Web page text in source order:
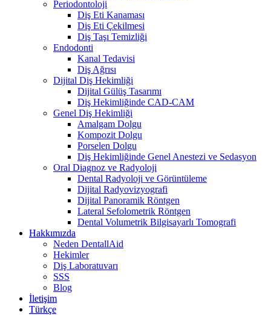
Periodontoloji
Diş Eti Kanaması
Diş Eti Çekilmesi
Diş Taşı Temizliği
Endodonti
Kanal Tedavisi
Diş Ağrısı
Dijital Diş Hekimliği
Dijital Gülüş Tasarımı
Diş Hekimliğinde CAD-CAM
Genel Diş Hekimliği
Amalgam Dolgu
Kompozit Dolgu
Porselen Dolgu
Diş Hekimliğinde Genel Anestezi ve Sedasyon
Oral Diagnoz ve Radyoloji
Dental Radyoloji ve Görüntüleme
Dijital Radyovizyografi
Dijital Panoramik Röntgen
Lateral Sefolometrik Röntgen
Dental Volumetrik Bilgisayarlı Tomografi
Hakkımızda
Neden DentallAid
Hekimler
Diş Laboratuvarı
SSS
Blog
İletişim
Türkçe